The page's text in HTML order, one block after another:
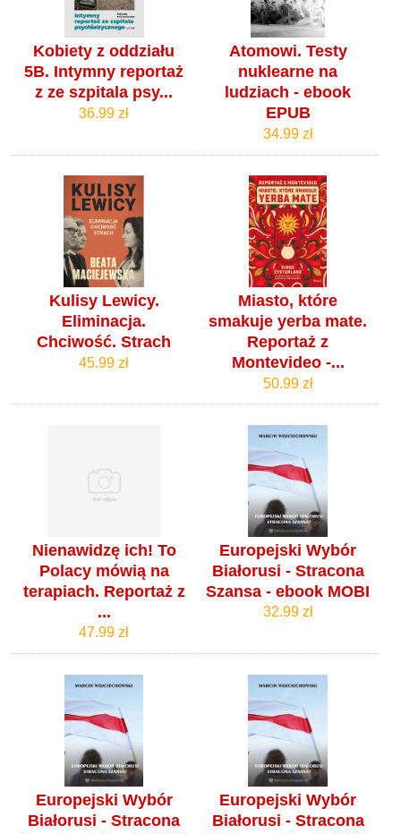
Kobiety z oddziału
5B. Intymny reportaż
z ze szpitala psy...
36.99 zł
Atomowi. Testy
nuklearne na
ludziach - ebook
EPUB
34.99 zł
Kulisy Lewicy.
Eliminacja.
Chciwość. Strach
45.99 zł
Miasto, które
smakuje yerba mate.
Reportaż z
Montevideo -...
50.99 zł
Nienawidzę ich! To
Polacy mówią na
terapiach. Reportaż z
...
47.99 zł
Europejski Wybór
Białorusi - Stracona
Szansa - ebook MOBI
32.99 zł
Europejski Wybór
Białorusi - Stracona
Europejski Wybór
Białorusi - Stracona